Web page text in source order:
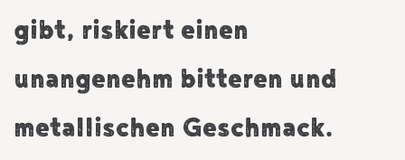
gibt, riskiert einen
unangenehm bitteren und
metallischen Geschmack.